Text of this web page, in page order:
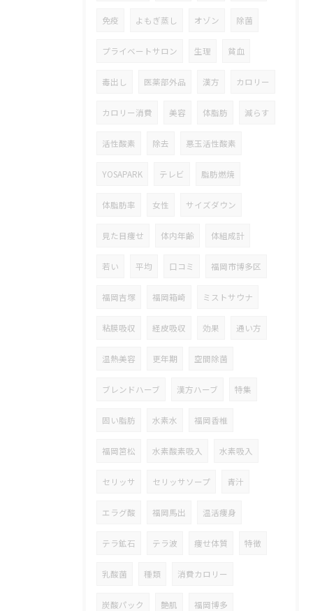
免疫 よもぎ蒸し オゾン 除菌
プライベートサロン 生理 貧血
毒出し 医薬部外品 漢方 カロリー
カロリー消費 美容 体脂肪 減らす
活性酸素 除去 悪玉活性酸素
YOSAPARK テレビ 脂肪燃焼
体脂肪率 女性 サイズダウン
見た目痩せ 体内年齢 体組成計
若い 平均 口コミ 福岡市博多区
福岡吉塚 福岡箱崎 ミストサウナ
粘膜吸収 経皮吸収 効果 通い方
温熱美容 更年期 空間除菌
ブレンドハーブ 漢方ハーブ 特集
固い脂肪 水素水 福岡香椎
福岡筥松 水素酸素吸入 水素吸入
セリッサ セリッサソープ 青汁
エラグ酸 福岡馬出 温活痩身
テラ鉱石 テラ波 痩せ体質 特徴
乳酸菌 種類 消費カロリー
炭酸パック 艶肌 福岡博多